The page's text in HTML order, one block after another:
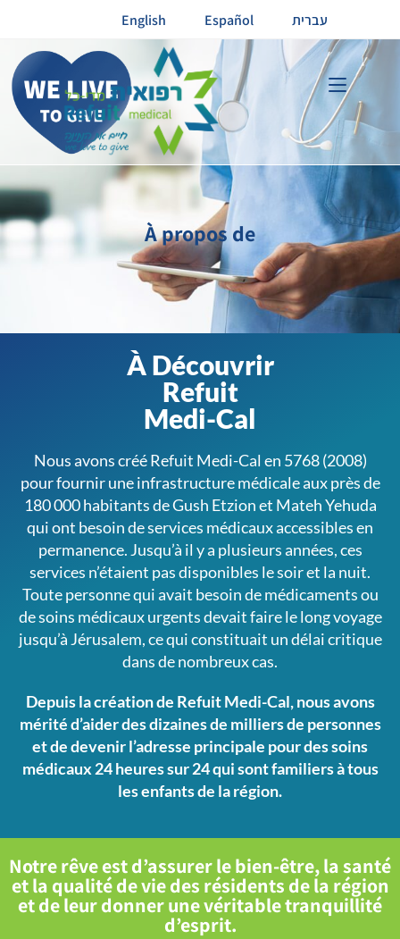
English Español עברית
À propos de
À Découvrir
Refuit
Medi-Cal
Nous avons créé Refuit Medi-Cal en 5768 (2008)
pour fournir une infrastructure médicale aux près de
180 000 habitants de Gush Etzion et Mateh Yehuda
qui ont besoin de services médicaux accessibles en
permanence. Jusqu’à il y a plusieurs années, ces
services n’étaient pas disponibles le soir et la nuit.
Toute personne qui avait besoin de médicaments ou
de soins médicaux urgents devait faire le long voyage
jusqu’à Jérusalem, ce qui constituait un délai critique
dans de nombreux cas.
Depuis la création de Refuit Medi-Cal, nous avons
méritéd’aider des dizaines de milliers de personnes
et de devenirl’adresse principale pour des soins
médicaux 24 heures sur 24qui sont familiers à tous
les enfants de la région.
Notre rêve est d’assurer le bien-être, la santé
et la qualité de vie des résidents de la région
et de leur donner une véritable tranquillité
d’esprit.